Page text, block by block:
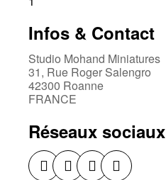
Infos & Contact
Studio Mohand Miniatures
31, Rue Roger Salengro
42300 Roanne
FRANCE
Réseaux sociaux